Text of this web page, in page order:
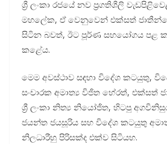
ශ්‍රී ලංකා රජයේ නව ප්‍රගතිශීලි
මහලේක, ඒ වෙනුවෙන් එක්සත්
සිටින බවත්, ඊට පූර්ණ සහයෝගය පළ
කළේය.
මෙම අවස්ථාව සඳහා විදේශ කටයුතු,
සංචාරක අමාත්‍ය විජිත හේරත්, එක්සත්
ශ්‍රී ලංකා නිත්‍ය නියෝජිත, හිටපු
ජයන්ත ජයසූරිය සහ විදේශ කටයුතු
නිලධාරීහු පිරිසක්ද එක්ව සිටියහ‍.